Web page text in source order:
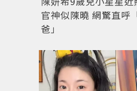
官神似陳曉 網驚直呼
爸」